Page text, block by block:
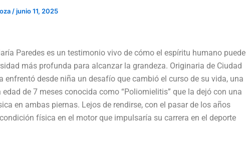
/junio 11, 2025
Paredes es un testimonio vivo de cómo el espíritu humano puede
más profunda para alcanzar la grandeza. Originaria de Ciudad
enfrentó desde niña un desafío que cambió el curso de su vida, una
de 7 meses conocida como “Poliomielitis” que la dejó con una
en ambas piernas. Lejos de rendirse, con el pasar de los años
física en el motor que impulsaría su carrera en el deporte